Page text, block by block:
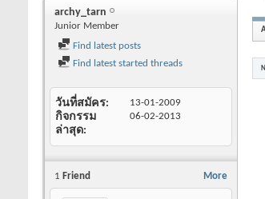
archy_tarn
Junior Member
Find latest posts
Find latest started threads
วันที่สมัคร 13-01-2009
กิจกรรม
ล่าสุด
06-02-2013
More
1 Friend